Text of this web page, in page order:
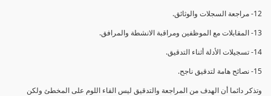
12- مراجعة السجلات والوثائق.
13- المقابلات مع الموظفين ومراقبة الانشطة والمرافق.
14- تسجيلات الأدلة أثناء التدقيق.
15- نصائح هامة لتدقيق ناجح.
وتذكر دائما أن الهدف من المراجعة والتدقيق ليس القاء اللوم على المخطئ ولكن